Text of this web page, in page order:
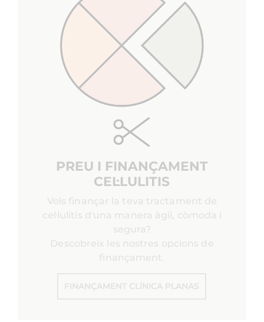
PREU I FINANÇAMENT
CEL·LULITIS
Vols finançar la teva tractament de
cel·lulitis d'una manera àgil, còmoda i
segura?
Descobreix les nostres opcions de
finançament.
FINANÇAMENT CLÍNICA PLANAS